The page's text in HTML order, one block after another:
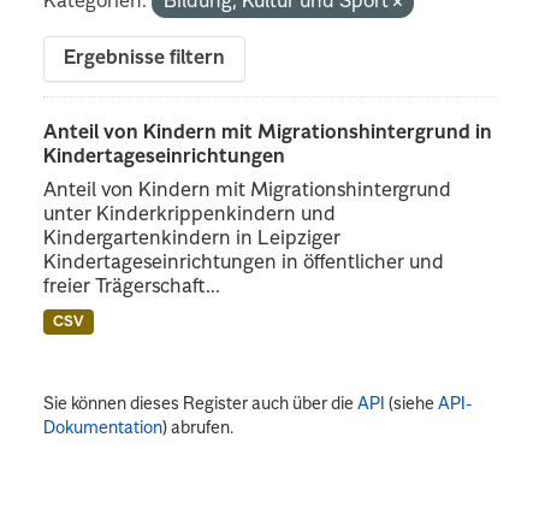
Ergebnisse filtern
Anteil von Kindern mit Migrationshintergrund in
Kindertageseinrichtungen
Anteil von Kindern mit Migrationshintergrund
unter Kinderkrippenkindern und
Kindergartenkindern in Leipziger
Kindertageseinrichtungen in öffentlicher und
freier Trägerschaft...
CSV
Sie können dieses Register auch über dieAPI (sieheAPI-
Dokumentation) abrufen.